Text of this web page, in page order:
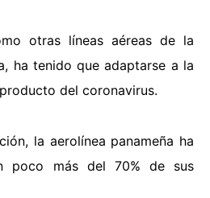
otras líneas aéreas de la
ha tenido que adaptarse a la
del coronavirus.
la aerolínea panameña ha
poco más del 70% de sus